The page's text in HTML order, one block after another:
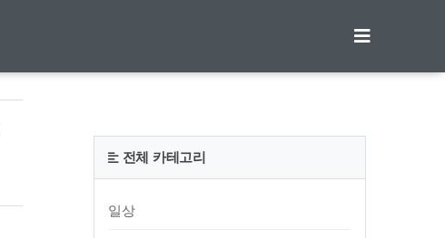
전체 카테고리
일상